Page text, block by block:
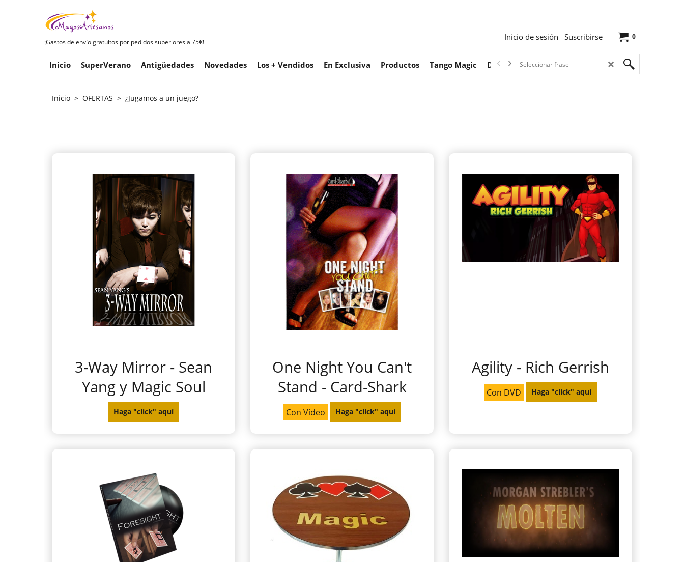
¡Gastos de envío gratuitos por pedidos superiores a 75€!
0
Inicio de sesión Suscribirse
Inicio SuperVerano Antigüedades Novedades Los + Vendidos En Exclusiva Productos Tango Magic Descargas
Inicio > OFERTAS > ¿Jugamos a un juego?
3-Way Mirror - Sean
Yang y Magic Soul
Haga "click" aquí
One Night You Can't
Stand - Card-Shark
Con Vídeo Haga "click" aquí
Agility - Rich Gerrish
Con DVD Haga "click" aquí